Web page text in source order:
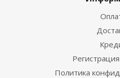
Политика